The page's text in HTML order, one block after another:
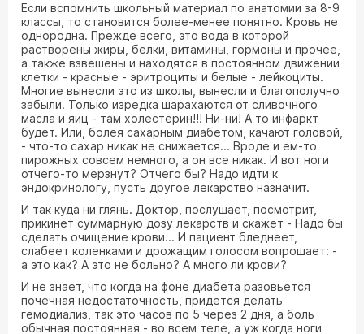
Если вспомнить школьный материал по анатомии за 8-9
классы, то становится более-менее понятно. Кровь не
однородна. Прежде всего, это вода в которой
растворены жиры, белки, витамины, гормоны и прочее,
а также взвешены и находятся в постоянном движении
клетки - красные - эритроциты и белые - лейкоциты.
Многие вынесли это из школы, вынесли и благополучно
забыли. Только изредка шарахаются от сливочного
масла и яиц - там холестерин!!! Ни-ни! А то инфаркт
будет. Или, болея сахарным диабетом, качают головой,
- что-то сахар никак не снижается... Вроде и ем-то
пирожных совсем немного, а он все никак. И вот ноги
отчего-то мерзнут? Отчего бы? Надо идти к
эндокринологу, пусть другое лекарство назначит.
И так куда ни глянь. Доктор, послушает, посмотрит,
прикинет суммарную дозу лекарств и скажет - Надо бы
сделать очищение крови... И пациент бледнеет,
слабеет коленками и дрожащим голосом вопрошает: -
а это как? А это не больно? А много ли крови?
И не знает, что когда на фоне диабета разовьется
почечная недостаточность, придется делать
гемодиализ, так это часов по 5 через 2 дня, а боль
обычная постоянная - во всем теле, а уж когда ноги